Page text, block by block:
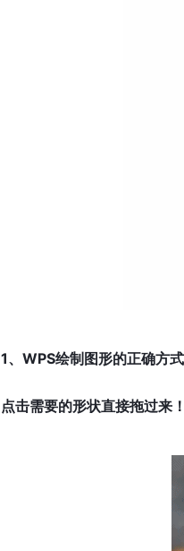
1、WPS绘制图形的正确方式
点击需要的形状直接拖过来